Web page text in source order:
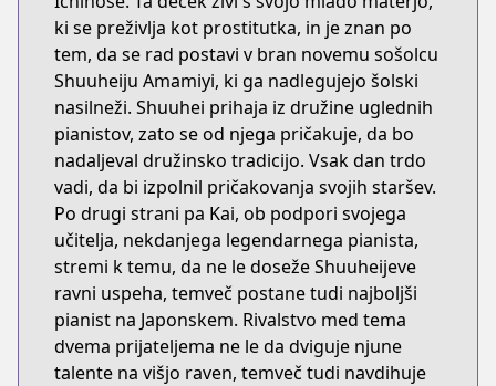
ki se preživlja kot prostitutka, in je znan po
tem, da se rad postavi v bran novemu sošolcu
Shuuheiju Amamiyi, ki ga nadlegujejo šolski
nasilneži. Shuuhei prihaja iz družine uglednih
pianistov, zato se od njega pričakuje, da bo
nadaljeval družinsko tradicijo. Vsak dan trdo
vadi, da bi izpolnil pričakovanja svojih staršev.
Po drugi strani pa Kai, ob podpori svojega
učitelja, nekdanjega legendarnega pianista,
stremi k temu, da ne le doseže Shuuheijeve
ravni uspeha, temveč postane tudi najboljši
pianist na Japonskem. Rivalstvo med tema
dvema prijateljema ne le da dviguje njune
talente na višjo raven, temveč tudi navdihuje